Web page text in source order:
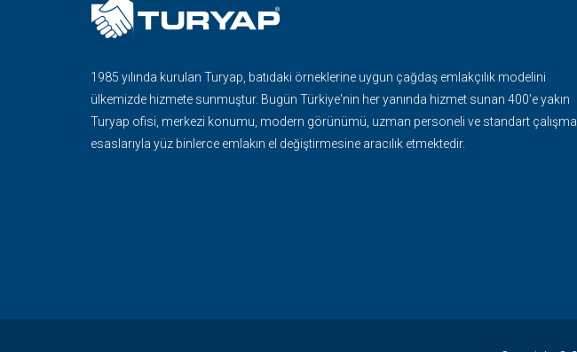
1985 yılında kurulan Turyap, batıdaki örneklerine uygun çağdaş emlakçılık modelini
ülkemizde hizmete sunmuştur. Bugün Türkiye'nin her yanında hizmet sunan 400'e yakın
Turyap ofisi, merkezi konumu, modern görünümü, uzman personeli ve standart çalışma
esaslarıyla yüz binlerce emlakın el değiştirmesine aracılık etmektedir.